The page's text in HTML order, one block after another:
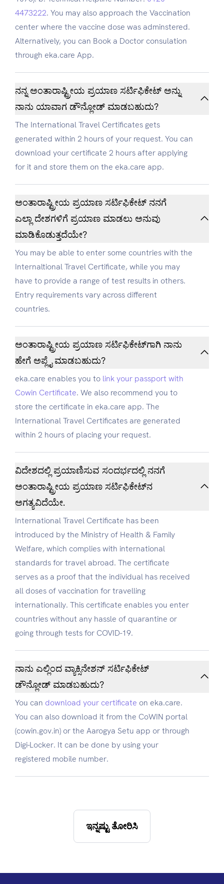
4473222. You may also approach the Vaccination
center where the vaccine dose was adminstered.
Alternatively, you can Book a Doctor consulation
through eka.care App.
ನನ್ನ ಅಂತಾರಾಷ್ಟ್ರೀಯ ಪ್ರಯಾಣ ಸರ್ಟಿಫಿಕೇಟ್ ಅನ್ನು
ನಾನು ಯಾವಾಗ ಡೌನ್ಲೋಡ್ ಮಾಡಬಹುದು?
The International Travel Certificates gets
generated within 2 hours of your request. You can
download your certificate 2 hours after applying
for it and store them on the eka.care app.
ಅಂತಾರಾಷ್ಟ್ರೀಯ ಪ್ರಯಾಣ ಸರ್ಟಿಫಿಕೇಟ್ ನನಗೆ
ಎಲ್ಲಾ ದೇಶಗಳಿಗೆ ಪ್ರಯಾಣ ಮಾಡಲು ಅನುವು
ಮಾಡಿಕೊಡುತ್ತದೆಯೇ?
You may be able to enter some countries with the
Internaltional Travel Certificate, while you may
have to provide a range of test results in others.
Entry requirements vary across different
countries.
ಅಂತಾರಾಷ್ಟ್ರೀಯ ಪ್ರಯಾಣ ಸರ್ಟಿಫಿಕೇಟ್‌‌ಗಾಗಿ ನಾನು
ಹೇಗೆ ಅಪ್ಲೈ ಮಾಡಬಹುದು?
eka.care enables you to link your passport with
Cowin Certificate. We also recommend you to
store the certificate in eka.care app. The
International Travel Certificates are generated
within 2 hours of placing your request.
ವಿದೇಶದಲ್ಲಿ ಪ್ರಯಾಣಿಸುವ ಸಂದರ್ಭದಲ್ಲಿ ನನಗೆ
ಅಂತಾರಾಷ್ಟ್ರೀಯ ಪ್ರಯಾಣ ಸರ್ಟಿಫಿಕೇಟ್‌‌ನ
ಅಗತ್ಯವಿದೆಯೇ.
International Travel Certificate has been
introduced by the Ministry of Health & Family
Welfare, which complies with international
standards for travel abroad. The certificate
serves as a proof that the individual has received
all doses of vaccination for travelling
internationally. This certificate enables you enter
countries without any hassle of quarantine or
going through tests for COVID-19.
ನಾನು ಎಲ್ಲಿಂದ ವ್ಯಾಕ್ಸಿನೇಶನ್ ಸರ್ಟಿಫಿಕೇಟ್
ಡೌನ್ಲೋಡ್ ಮಾಡಬಹುದು?
You can download your certificate on eka.care.
You can also download it from the CoWIN portal
(cowin.gov.in) or the Aarogya Setu app or through
Digi-Locker. It can be done by using your
registered mobile number.
ಇನ್ನಷ್ಟು ತೋರಿಸಿ